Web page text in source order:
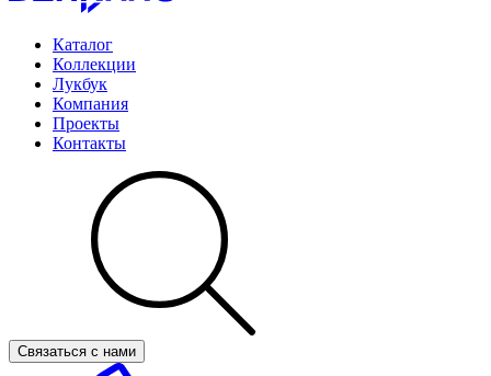
Каталог
Коллекции
Лукбук
Компания
Проекты
Контакты
Связаться с нами